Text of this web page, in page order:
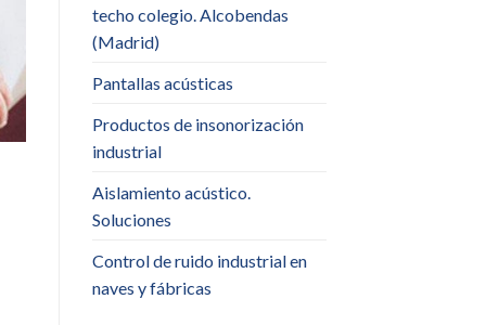
techo colegio. Alcobendas
(Madrid)
Pantallas acústicas
Productos de insonorización
industrial
Aislamiento acústico.
Soluciones
Control de ruido industrial en
naves y fábricas